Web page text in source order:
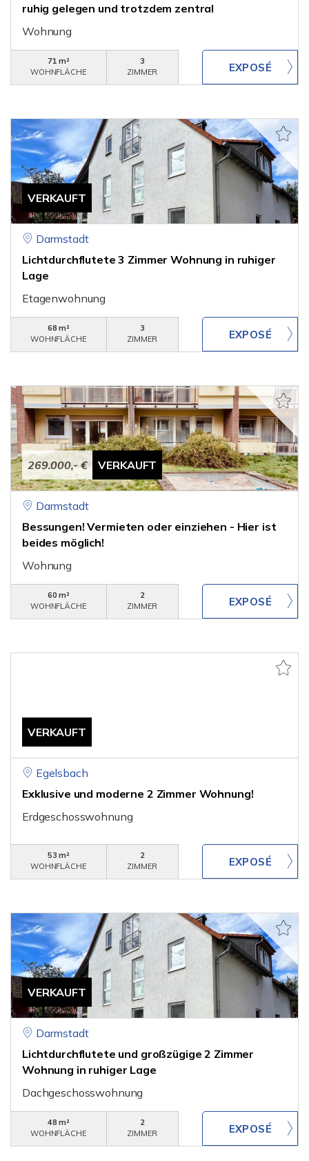
ruhig gelegen und trotzdem zentral
Wohnung
71 m²
WOHNFLÄCHE
3
ZIMMER
VERKAUFT
Darmstadt
Lichtdurchflutete 3 Zimmer Wohnung in ruhiger
Lage
Etagenwohnung
68 m²
WOHNFLÄCHE
3
ZIMMER
269.000,- € VERKAUFT
Darmstadt
Bessungen! Vermieten oder einziehen - Hier ist
beides möglich!
Wohnung
60 m²
WOHNFLÄCHE
2
ZIMMER
VERKAUFT
Egelsbach
Exklusive und moderne 2 Zimmer Wohnung!
Erdgeschosswohnung
53 m²
WOHNFLÄCHE
2
ZIMMER
VERKAUFT
Darmstadt
Lichtdurchflutete und großzügige 2 Zimmer
Wohnung in ruhiger Lage
Dachgeschosswohnung
48 m²
WOHNFLÄCHE
2
ZIMMER